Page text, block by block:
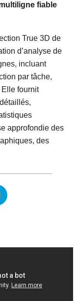
fiable
True 3D de
d’analyse de
incluant
par tâche,
fournit
approfondie des
des